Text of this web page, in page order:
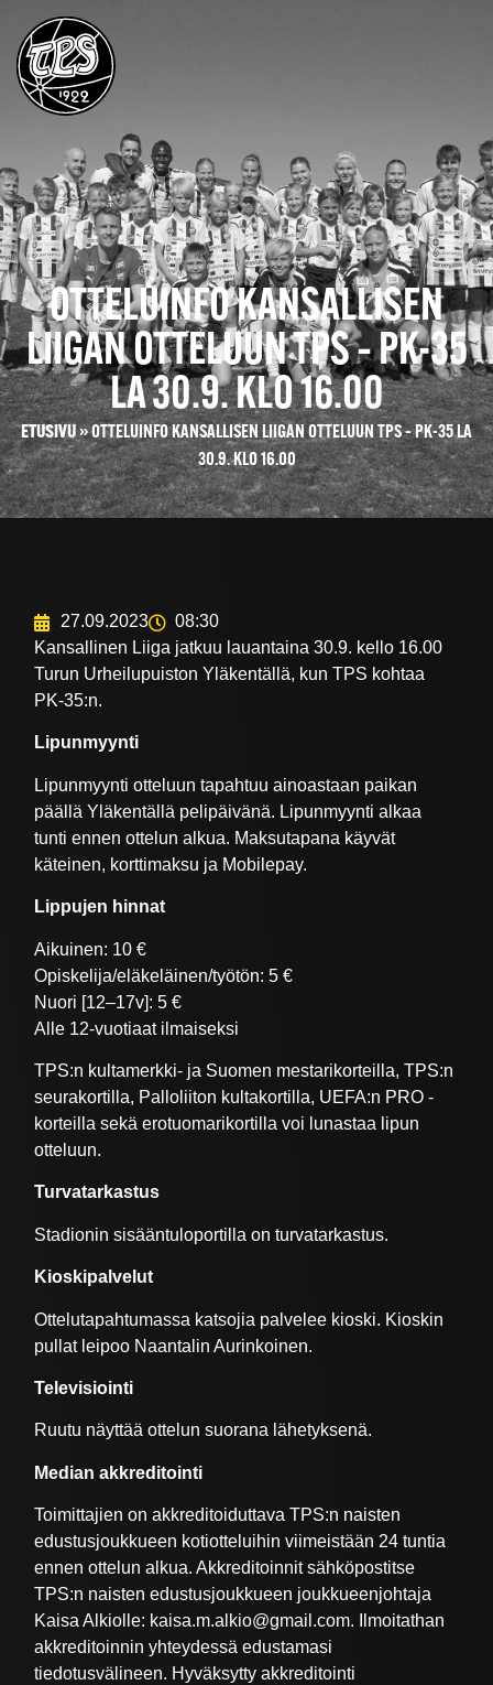
OTTELUINFO KANSALLISEN
LIIGAN OTTELUUN TPS – PK-35
LA 30.9. KLO 16.00
ETUSIVU»OTTELUINFO KANSALLISEN LIIGAN OTTELUUN TPS – PK-35 LA
30.9. KLO 16.00
27.09.2023
08:30
Kansallinen Liiga jatkuu lauantaina 30.9. kello 16.00
Turun Urheilupuiston Yläkentällä, kun TPS kohtaa
PK-35:n.
Lipunmyynti
Lipunmyynti otteluun tapahtuu ainoastaan paikan
päällä Yläkentällä pelipäivänä. Lipunmyynti alkaa
tunti ennen ottelun alkua. Maksutapana käyvät
käteinen, korttimaksu ja Mobilepay.
Lippujen hinnat
Aikuinen: 10 €
Opiskelija/eläkeläinen/työtön: 5 €
Nuori [12–17v]: 5 €
Alle 12-vuotiaat ilmaiseksi
TPS:n kultamerkki- ja Suomen mestarikorteilla, TPS:n
seurakortilla, Palloliiton kultakortilla, UEFA:n PRO -
korteilla sekä erotuomarikortilla voi lunastaa lipun
otteluun.
Turvatarkastus
Stadionin sisääntuloportilla on turvatarkastus.
Kioskipalvelut
Ottelutapahtumassa katsojia palvelee kioski. Kioskin
pullat leipoo Naantalin Aurinkoinen.
Televisiointi
Ruutu näyttää ottelun suorana lähetyksenä.
Median akkreditointi
Toimittajien on akkreditoiduttava TPS:n naisten
edustusjoukkueen kotiotteluihin viimeistään 24 tuntia
ennen ottelun alkua. Akkreditoinnit sähköpostitse
TPS:n naisten edustusjoukkueen joukkueenjohtaja
Kaisa Alkiolle: kaisa.m.alkio@gmail.com. Ilmoitathan
akkreditoinnin yhteydessä edustamasi
tiedotusvälineen. Hyväksytty akkreditointi